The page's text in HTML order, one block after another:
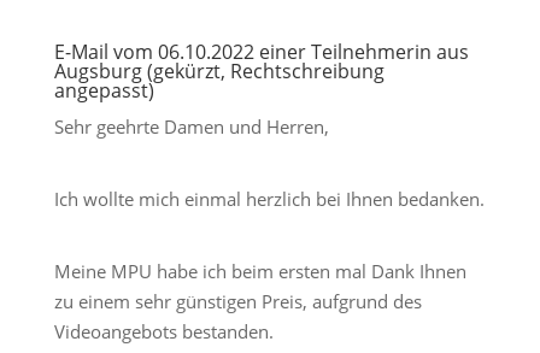
E-Mail vom 06.10.2022 einer Teilnehmerin aus
Augsburg (gekürzt, Rechtschreibung
angepasst)
Sehr geehrte Damen und Herren,
Ich wollte mich einmal herzlich bei Ihnen bedanken.
Meine MPU habe ich beim ersten mal Dank Ihnen
zu einem sehr günstigen Preis, aufgrund des
Videoangebots bestanden.